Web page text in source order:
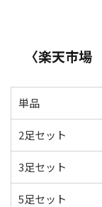
〈楽天市
単品
2足セット
3足セット
5足セット